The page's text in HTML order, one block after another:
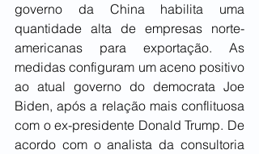
governo da China habilita uma
quantidade alta de empresas norte-
americanas para exportação. As
medidas configuram um aceno positivo
ao atual governo do democrata Joe
Biden, após a relação mais conflituosa
com o ex-presidente Donald Trump. De
acordo com o analista da consultoria